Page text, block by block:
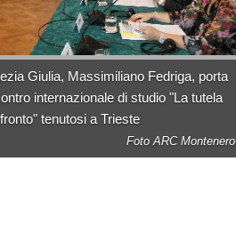
Giulia, Massimiliano Fedriga, porta
internazionale di studio "La tutela
tenutosi a Trieste
Foto ARC Montenero